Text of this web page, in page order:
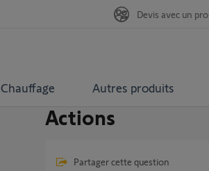
Chauffage Autres produits
Devis avec un pro
Actions
Partager cette question